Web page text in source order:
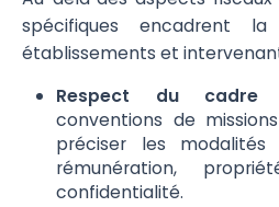
spécifiques encadrent
établissements et
Respect du cadre
conventions de
préciser les modalités
rémunération,
confidentialité.